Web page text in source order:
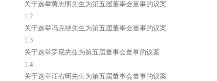
关于选举黄志明先生为第五届董事会董事的议案
1.2
关于选举冯克敏先生为第五届董事会董事的议案
1.3
关于选举罗珉先生为第五届董事会董事的议案
1.4
关于选举汪省明先生为第五届董事会董事的议案